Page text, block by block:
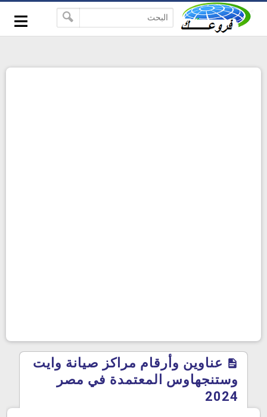
≡
عناوين وأرقام مراكز صيانة وايت
وستنجهاوس المعتمدة في مصر
2024